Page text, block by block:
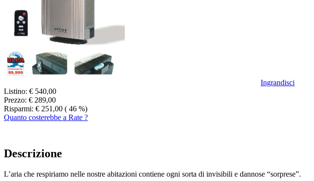
Ingrandisci
Listino: € 540,00
Prezzo: € 289,00
Risparmi: € 251,00 ( 46 %)
Quanto costerebbe a Rate ?
Descrizione
L’aria che respiriamo nelle nostre abitazioni contiene ogni sorta di invisibili e dannose “sorprese”.